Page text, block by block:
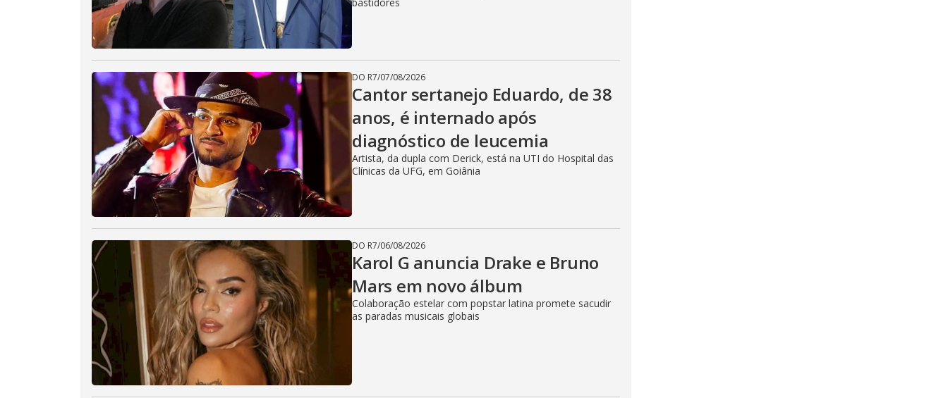
o
DO R7/07/08/2026
Cantor sertanejo Eduardo, de 38
anos, é internado após
diagnóstico de leucemia
Artista, da dupla com Derick, está na UTI do Hospital das
Clínicas da UFG, em Goiânia
DO R7/06/08/2026
Karol G anuncia Drake e Bruno
Mars em novo álbum
Colaboração estelar com popstar latina promete sacudir
as paradas musicais globais